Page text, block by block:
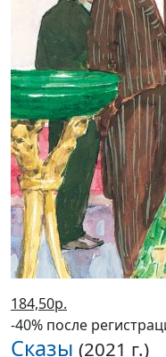
184,50р.
Сказы (2021 г.)
Бажов Павел Петрович